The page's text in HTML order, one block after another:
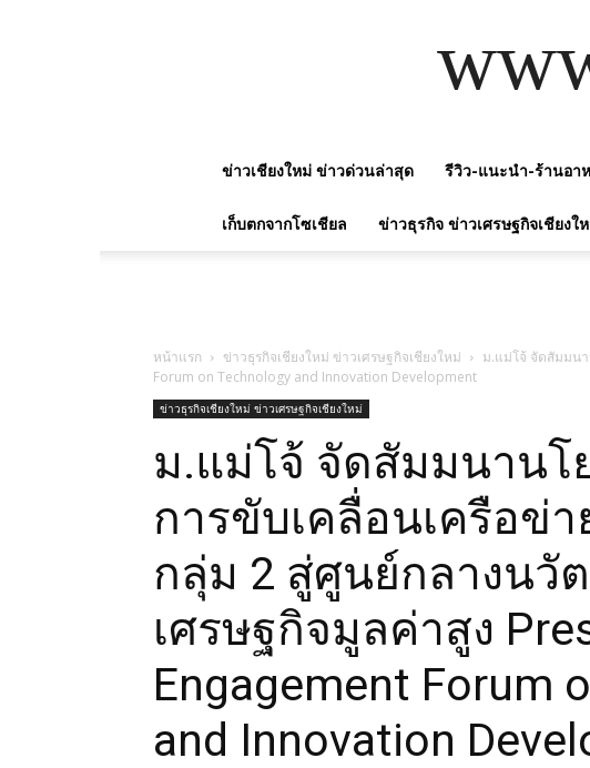
ข่าวเชียงใหม่ ข่าวด่วนล่าสุด รีวิว-แนะนำ-ร้านอา
เก็บตกจากโซเชียล ข่าวธุรกิจ ข่าวเศรษฐกิจเชียงใ
หน้าแรก ข่าวธุรกิจเชียงใหม่ ข่าวเศรษฐกิจเชียงใหม่
ม.แม่โจ้ จัดสัมมน
Forum on Technology and Innovation Development
ข่าวธุรกิจเชียงใหม่ ข่าวเศรษฐกิจเชียงใหม่
ม.แม่โจ้ จัดสัมมนานโยบายและกลไกการขับ
สู่ศูนย์กลางนวัตกรรมและเศรษฐกิจมูลค่าสูง
on Technology and Innovation